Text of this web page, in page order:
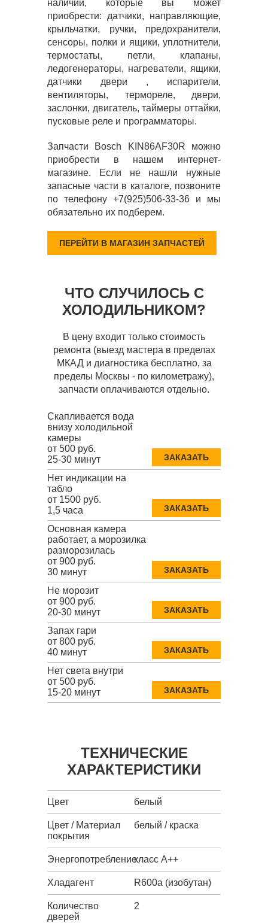
наличии, которые вы может
приобрести: датчики, направляющие,
крыльчатки, ручки, предохранители,
сенсоры, полки и ящики, уплотнители,
термостаты, петли, клапаны,
ледогенераторы, нагреватели, ящики,
датчики двери , испарители,
вентиляторы, термореле, двери,
заслонки, двигатель, таймеры оттайки,
пусковые реле и программаторы.
Запчасти Bosch KIN86AF30R можно
приобрести в нашем интернет-
магазине. Если не нашли нужные
запасные части в каталоге, позвоните
по телефону +7(925)506-33-36 и мы
обязательно их подберем.
ПЕРЕЙТИ В МАГАЗИН ЗАПЧАСТЕЙ
ЧТО СЛУЧИЛОСЬ С
ХОЛОДИЛЬНИКОМ?
В цену входит только стоимость
ремонта (выезд мастера в пределах
МКАД и диагностика бесплатно, за
пределы Москвы - по километражу),
запчасти оплачиваются отдельно.
Скапливается вода
внизу холодильной
камеры
от 500 руб.
25-30 минут
ЗАКАЗАТЬ
Нет индикации на
табло
от 1500 руб.
1,5 часа
ЗАКАЗАТЬ
Основная камера
работает, а морозилка
разморозилась
от 900 руб.
30 минут
ЗАКАЗАТЬ
Не морозит
от 900 руб.
20-30 минут
ЗАКАЗАТЬ
Запах гари
от 800 руб.
40 минут
ЗАКАЗАТЬ
Нет света внутри
от 500 руб.
15-20 минут
ЗАКАЗАТЬ
ТЕХНИЧЕСКИЕ
ХАРАКТЕРИСТИКИ
Цвет белый
Цвет / Материал
покрытия
белый / краска
Энергопотреблениекласс A++
Хладагент R600a (изобутан)
Количество
дверей
2